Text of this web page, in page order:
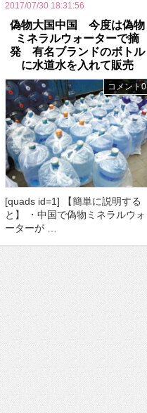
2017/07/30 18:31:56
偽物大国中国 今度は偽物
ミネラルウォーターで摘
発 有名ブランドのボトル
に水道水を入れて販売
コメント0
[quads id=1] 【簡単に説明する
と】 ・中国で偽物ミネラルウォ
ーターが …